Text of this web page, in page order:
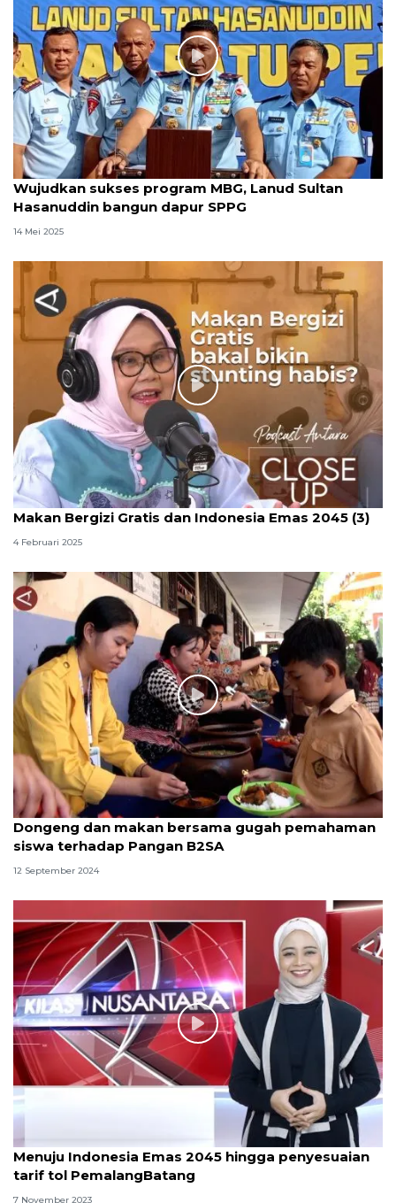
Wujudkan sukses program MBG, Lanud Sultan
Hasanuddin bangun dapur SPPG
14 Mei 2025
Makan Bergizi Gratis dan Indonesia Emas 2045 (3)
4 Februari 2025
Dongeng dan makan bersama gugah pemahaman
siswa terhadap Pangan B2SA
12 September 2024
Menuju Indonesia Emas 2045 hingga penyesuaian
tarif tol PemalangBatang
7 November 2023